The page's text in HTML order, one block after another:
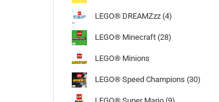
LEGO® DREAMZzz (4)
LEGO® Minecraft (28)
LEGO® Minions
LEGO® Speed Champions (30)